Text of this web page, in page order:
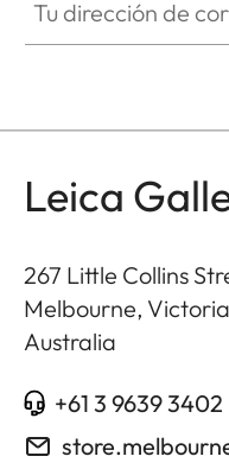
Leica
267 Little Collins
Melbourne, Victoria
Australia
+61 3 9639 3402